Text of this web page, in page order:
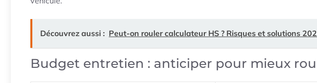
Découvrez aussi : Peut-on rouler calculateur HS ? Risques et solutions
Budget entretien : anticiper pour mieux